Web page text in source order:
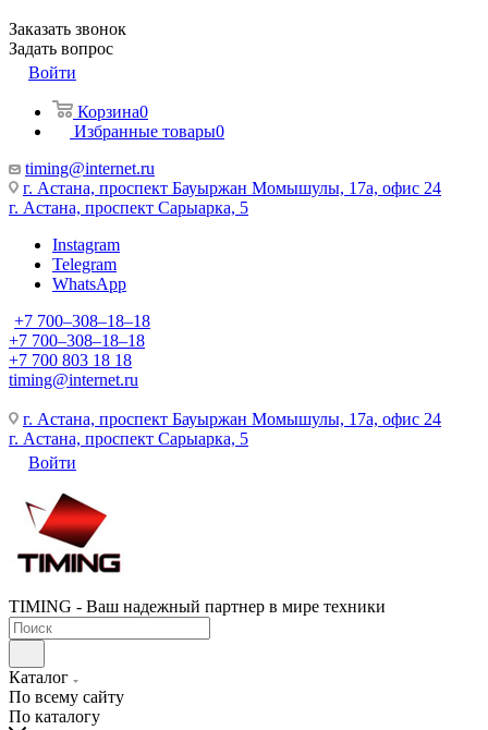
Заказать звонок
Задать вопрос
Войти
Корзина0
Избранные товары0
timing@internet.ru
г. Астана, проспект Бауыржан Момышулы, 17а, офис 24
г. Астана, проспект Сарыарка, 5
Instagram
Telegram
WhatsApp
+7 700‒308‒18‒18
+7 700‒308‒18‒18
+7 700 803 18 18
timing@internet.ru
г. Астана, проспект Бауыржан Момышулы, 17а, офис 24
г. Астана, проспект Сарыарка, 5
Войти
TIMING - Ваш надежный партнер в мире техники
Каталог
По всему сайту
По каталогу